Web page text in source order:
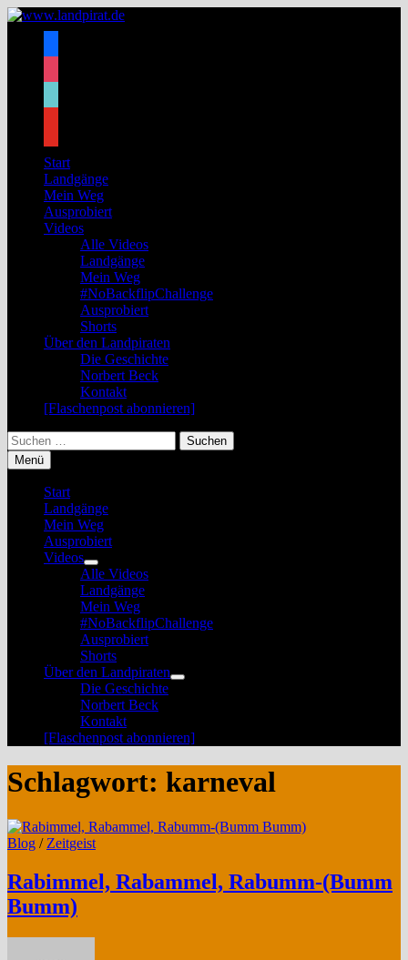
Zum
Start
Landgänge
Mein Weg
Ausprobiert
Videos
Alle Videos
Landgänge
Mein Weg
#NoBackflipChallenge
Ausprobiert
Shorts
Über den Landpiraten
Die Geschichte
Norbert Beck
Kontakt
[Flaschenpost abonnieren]
Suchen
nach:
Menü
Start
Landgänge
Mein Weg
Ausprobiert
Videos
Untermenü
anzeigen
Alle Videos
Landgänge
Mein Weg
#NoBackflipChallenge
Ausprobiert
Shorts
Über den Landpiraten
Untermenü
Die Geschichte
Norbert Beck
Kontakt
[Flaschenpost abonnieren]
Schlagwort: karneval
Blog / Zeitgeist
Rabimmel, Rabammel, Rabumm-(Bumm
Bumm)